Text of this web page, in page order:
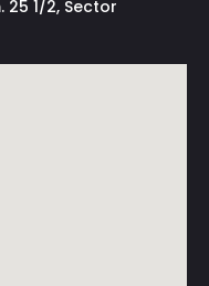
25 1/2, Sector